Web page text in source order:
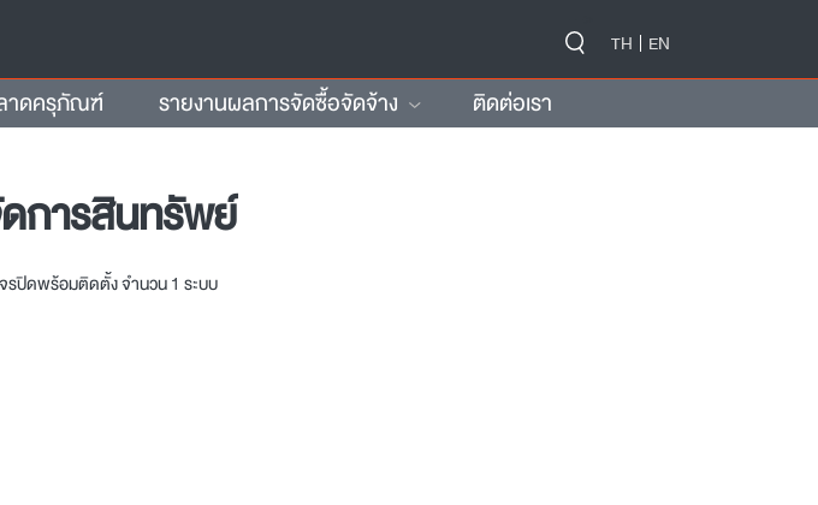
TH
EN
าดครุภัณฑ์ รายงานผลการจัดซื้อจัดจ้าง ติดต่อเรา
การสินทรัพย์
รปิดพร้อมติดตั้ง จำนวน 1 ระบบ